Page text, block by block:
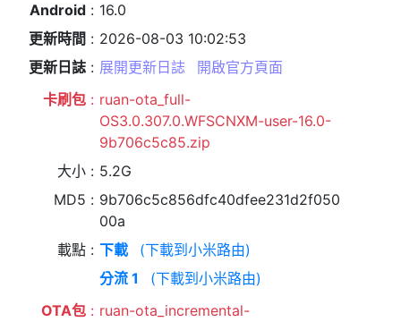
Android
16.0
更新時間
2026-08-03 10:02:53
更新日誌
展開更新日誌
開啟官方頁面
卡刷包
ruan-ota_full-
OS3.0.307.0.WFSCNXM-user-16.0-
9b706c5c85.zip
大小
5.2G
MD5
9b706c5c856dfc40dfee231d2f050
00a
載點
下載
(下載到小米路由)
分流 1
(下載到小米路由)
OTA包
ruan-ota_incremental-